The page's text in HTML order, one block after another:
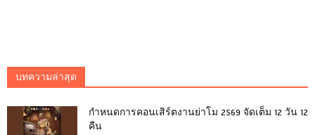
บทความล่าสุด
กำหนดการคอนเสิร์ตงานย่าโม 2569 จัดเต็ม 12 วัน 12
คืน